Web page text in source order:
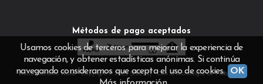
Métodos de pago aceptados
Wood Bamboo World- Copyright © 2026 [26231] - Con la tecnología de Palbin.com
Usamos cookies de terceros para mejorar la experiencia de
navegación, y obtener estadísticas anónimas. Si continúa
navegando consideramos que acepta el uso de cookies.
OK